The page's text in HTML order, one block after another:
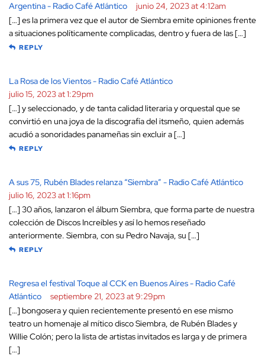
Argentina - Radio Café Atlántico
junio 24, 2023 at 4:12am
[…] es la primera vez que el autor de Siembra emite opiniones frente
a situaciones políticamente complicadas, dentro y fuera de las […]
REPLY
La Rosa de los Vientos - Radio Café Atlántico
julio 15, 2023 at 1:29pm
[…] y seleccionado, y de tanta calidad literaria y orquestal que se
convirtió en una joya de la discografía del itsmeño, quien además
acudió a sonoridades panameñas sin excluir a […]
REPLY
A sus 75, Rubén Blades relanza “Siembra” - Radio Café Atlántico
julio 16, 2023 at 1:16pm
[…] 30 años, lanzaron el álbum Siembra, que forma parte de nuestra
colección de Discos Increíbles y así lo hemos reseñado
anteriormente. Siembra, con su Pedro Navaja, su […]
REPLY
Regresa el festival Toque al CCK en Buenos Aires - Radio Café
Atlántico
septiembre 21, 2023 at 9:29pm
[…] bongosera y quien recientemente presentó en ese mismo
teatro un homenaje al mítico disco Siembra, de Rubén Blades y
Willie Colón; pero la lista de artistas invitados es larga y de primera
[…]